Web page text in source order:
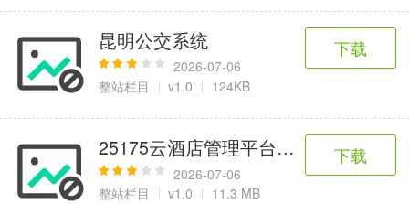
昆明公交系统
2026-07-06
整站栏目
v1.0 124KB
下载
25175云酒店管理平台系统
2026-07-06
整站栏目
v1.0 11.3 MB
下载